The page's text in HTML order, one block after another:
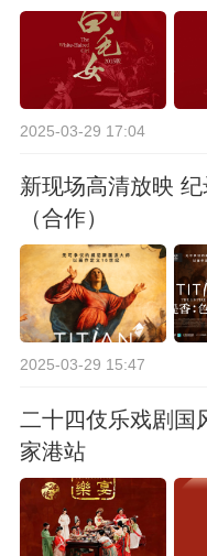
2025-03-29 17:04
新现场高清放映 纪
（合作）
2025-03-29 15:47
二十四伎乐戏剧国
家港站